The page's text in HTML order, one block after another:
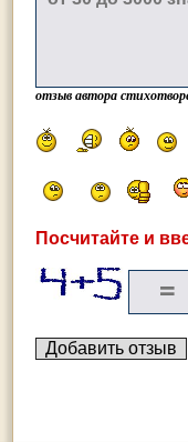
отзыв автора
Посчитайте и